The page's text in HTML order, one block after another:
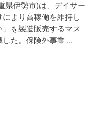
県伊勢市)は、デイサー
より高稼働を維持し
を製造販売するマス
た。保険外事業 ...